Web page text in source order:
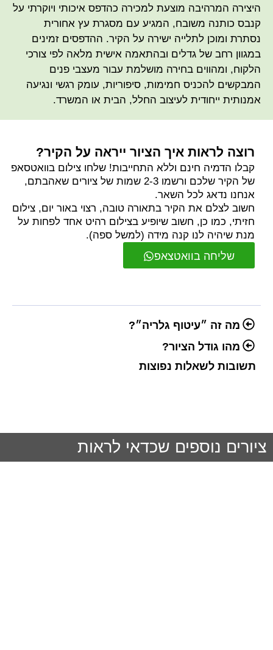
היצירה המרהיבה מוצעת למכירה כהדפס איכותי ויוקרתי על
קנבס כותנה משובח, המגיע עם מסגרת עץ אחורית
נסתרת ומוכן לתלייה ישירה על הקיר. ההדפסים זמינים
במגוון רחב של גדלים ובהתאמה אישית מלאה לפי צורכי
הלקוח, ומהווים בחירה מושלמת עבור מעצבי פנים
המבקשים להכניס חמימות, סיפוריות, עומק רגשי ונגיעה
אמנותית ייחודית לעיצוב החלל, הבית או המשרד.
שליחה בוואטצאפ
רוצה לראות איך הציור ייראה על הקיר?
קבלו הדמיה חינם וללא התחייבות! שלחו צילום בוואטסאפ
של הקיר שלכם ורשמו 2-3 שמות של ציורים שאהבתם,
אנחנו נדאג לכל השאר.
חשוב לצלם את הקיר בתאורה טובה, רצוי באור יום, צילום
חזיתי, כמו כן, חשוב שיופיע בצילום רהיט אחד לפחות על
מנת שיהיה לנו קנה מידה (למשל ספה).
מה זה ״עיטוף גלריה״?
מהו גודל הציור?
תשובות לשאלות נפוצות
ציורים נוספים שכדאי לראות